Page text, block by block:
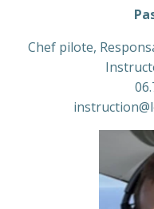
Chef pilote,